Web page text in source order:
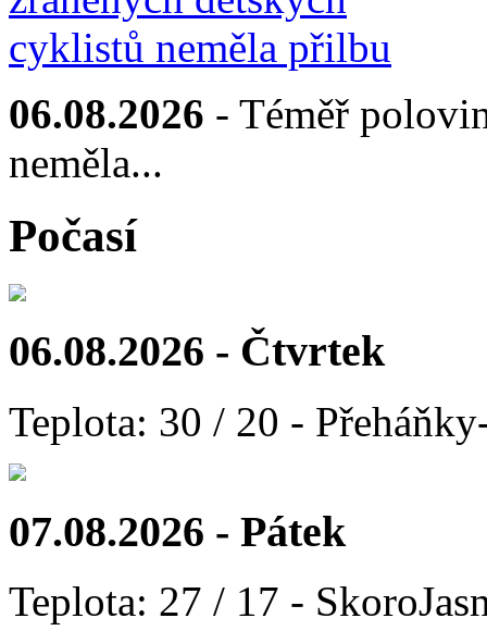
06.08.2026 - Téměř
neměla...
Počasí
06.08.2026 - Čtvrtek
Teplota: 30 / 20 -
07.08.2026 - Pátek
Teplota: 27 / 17 -